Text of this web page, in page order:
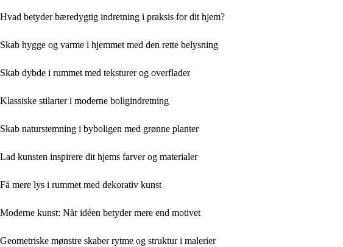
Hvad betyder bæredygtig indretning i praksis for dit hjem?
Skab hygge og varme i hjemmet med den rette belysning
Skab dybde i rummet med teksturer og overflader
Klassiske stilarter i moderne boligindretning
Skab naturstemning i byboligen med grønne planter
Lad kunsten inspirere dit hjems farver og materialer
Få mere lys i rummet med dekorativ kunst
Moderne kunst: Når idéen betyder mere end motivet
Geometriske mønstre skaber rytme og struktur i malerier